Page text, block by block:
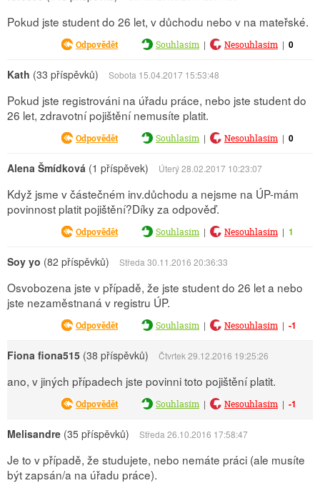
Pokud jste student do 26 let, v důchodu nebo v na mateřské.
Odpovědět Souhlasím | Nesouhlasím | 0
Kath (33 příspěvků) Sobota 15.04.2017 15:53:48
Pokud jste registrováni na úřadu práce, nebo jste student do
26 let, zdravotní pojištění nemusíte platit.
Odpovědět Souhlasím | Nesouhlasím | 0
Alena Šmídková (1 příspěvek) Úterý 28.02.2017 10:23:07
Když jsme v částečném inv.důchodu a nejsme na ÚP-mám
povinnost platit pojištění?Díky za odpověď.
Odpovědět Souhlasím | Nesouhlasím | 1
Soy yo (82 příspěvků) Středa 30.11.2016 20:36:33
Osvobozena jste v případě, že jste student do 26 let a nebo
jste nezaměstnaná v registru ÚP.
Odpovědět Souhlasím | Nesouhlasím | -1
Fiona fiona515 (38 příspěvků) Čtvrtek 29.12.2016 19:25:26
ano, v jiných případech jste povinni toto pojištění platit.
Odpovědět Souhlasím | Nesouhlasím | -1
Melisandre (35 příspěvků) Středa 26.10.2016 17:58:47
Je to v případě, že studujete, nebo nemáte práci (ale musíte
být zapsán/a na úřadu práce).